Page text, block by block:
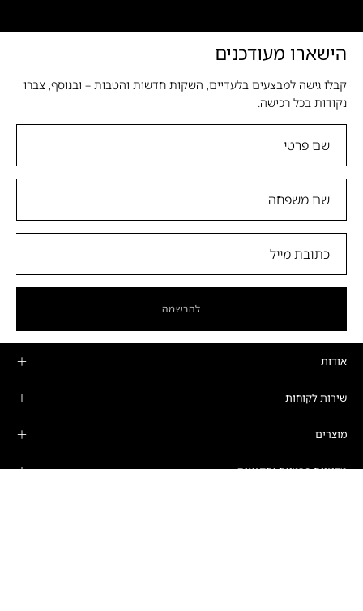
הישארו מעודכנים
קבלו גישה למבצעים בלעדיים, השקות חדשות והטבות – ובנוסף, צברו
נקודות בכל רכישה.
להרשמה
אודות
שירות לקוחות
מוצרים
מדיניות פרטיות ותקנונים